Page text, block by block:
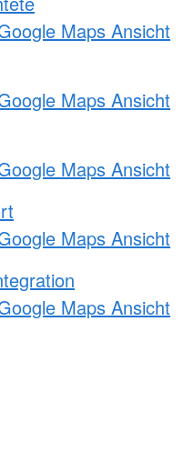
Maps Ansicht
Maps Ansicht
Maps Ansicht
Maps Ansicht
Maps Ansicht